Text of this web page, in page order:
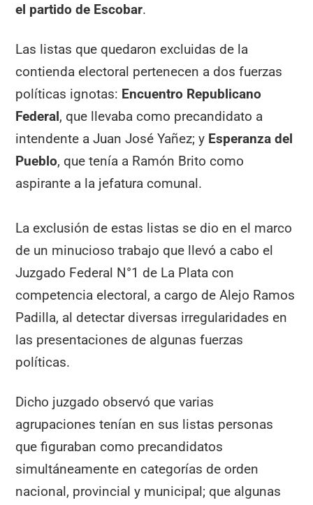
el partido de Escobar.
Las listas que quedaron excluidas de la
contienda electoral pertenecen a dos fuerzas
políticas ignotas: Encuentro Republicano
Federal, que llevaba como precandidato a
intendente a Juan José Yañez; y Esperanza del
Pueblo, que tenía a Ramón Brito como
aspirante a la jefatura comunal.
La exclusión de estas listas se dio en el marco
de un minucioso trabajo que llevó a cabo el
Juzgado Federal N°1 de La Plata con
competencia electoral, a cargo de Alejo Ramos
Padilla, al detectar diversas irregularidades en
las presentaciones de algunas fuerzas
políticas.
Dicho juzgado observó que varias
agrupaciones tenían en sus listas personas
que figuraban como precandidatos
simultáneamente en categorías de orden
nacional, provincial y municipal; que algunas